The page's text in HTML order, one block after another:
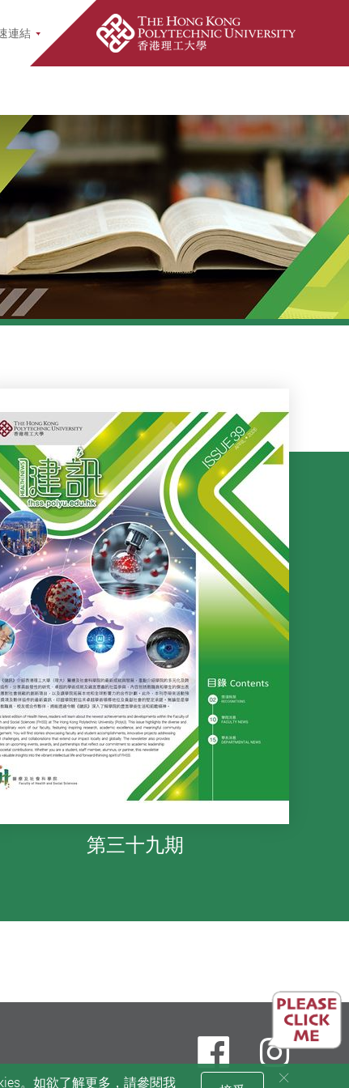
Popup
連結
第三十九期
十三期 第三十二期 第三十一期
。如欲了解更多，請參閱我